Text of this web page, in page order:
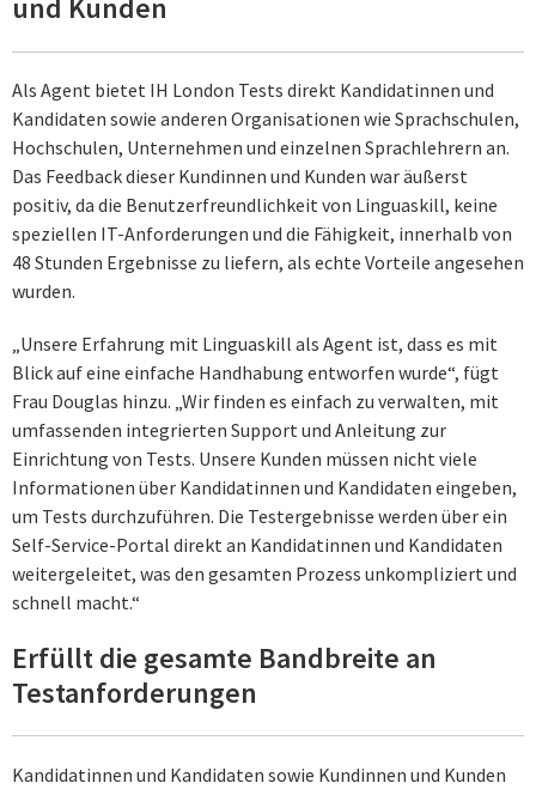
und Kunden
Als Agent bietet IH London Tests direkt Kandidatinnen und
Kandidaten sowie anderen Organisationen wie Sprachschulen,
Hochschulen, Unternehmen und einzelnen Sprachlehrern an.
Das Feedback dieser Kundinnen und Kunden war äußerst
positiv, da die Benutzerfreundlichkeit von Linguaskill, keine
speziellen IT-Anforderungen und die Fähigkeit, innerhalb von
48 Stunden Ergebnisse zu liefern, als echte Vorteile angesehen
wurden.
„Unsere Erfahrung mit Linguaskill als Agent ist, dass es mit
Blick auf eine einfache Handhabung entworfen wurde“, fügt
Frau Douglas hinzu. „Wir finden es einfach zu verwalten, mit
umfassenden integrierten Support und Anleitung zur
Einrichtung von Tests. Unsere Kunden müssen nicht viele
Informationen über Kandidatinnen und Kandidaten eingeben,
um Tests durchzuführen. Die Testergebnisse werden über ein
Self-Service-Portal direkt an Kandidatinnen und Kandidaten
weitergeleitet, was den gesamten Prozess unkompliziert und
schnell macht.“
Erfüllt die gesamte Bandbreite an
Testanforderungen
Kandidatinnen und Kandidaten sowie Kundinnen und Kunden